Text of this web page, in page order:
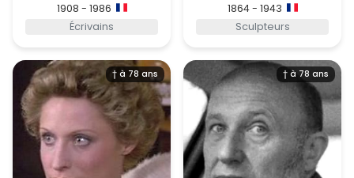
1908 - 1986
Écrivains
1864 - 1943
Sculpteurs
† à 78 ans † à 78 ans